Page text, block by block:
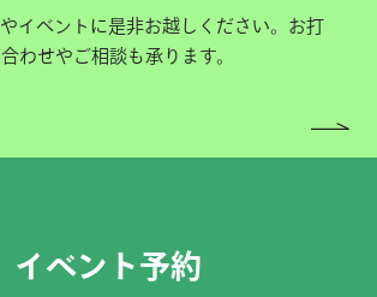
イベントに是非お越しください。お打
わせやご相談も承ります。
イベント予約